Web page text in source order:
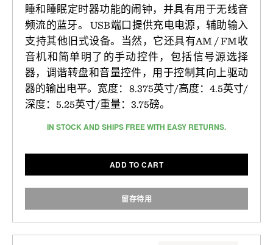
睡和睡眠定时器功能的闹钟，并具有用于无线音
频流的蓝牙。 USB端口提供充电电源，辅助输入
支持其他旧式设备。当然，它还具有AM / FM收
音机和简单明了的手动控件，包括信号源选择
器，调谐转盘和音量控件，用于控制其向上驱动
器的输出电平。宽度：8.375英寸/高度：4.5英寸/
深度：5.25英寸/重量：3.75磅。
IN STOCK AND SHIPS FREE WITH EASY RETURNS.
ADD TO CART
留存待用